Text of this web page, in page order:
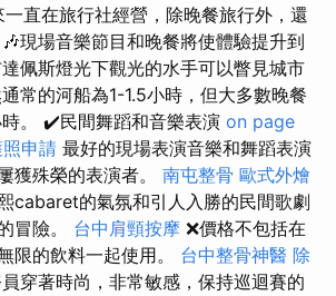
直在旅行社經營，除晚餐旅行外，還
現場音樂節目和晚餐將使體驗提升到
佩斯燈光下觀光的水手可以瞥見城市
常的河船為1-1.5小時，但大多數晚餐
。 ✔️民間舞蹈和音樂表演 on page
申請 最好的現場表演音樂和舞蹈表演
獲殊榮的表演者。 南屯整骨 歐式外燴
cabaret的氣氛和引人入勝的民間歌劇
冒險。 台中肩頸按摩 ❌價格不包括在
限的飲料一起使用。 台中整骨神醫 除
穿著時尚，非常敏感，保持巡迴賽的